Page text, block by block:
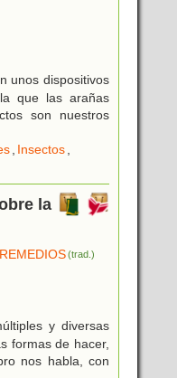
unos dispositivos
que las arañas
son nuestros
Insectos
la
(trad.)
y diversas
formas de hacer,
nos habla, con